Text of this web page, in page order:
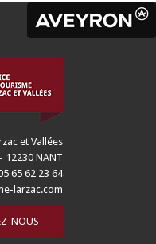
et Vallées
12230 NANT
65 62 23 64
larzac.com
NOUS